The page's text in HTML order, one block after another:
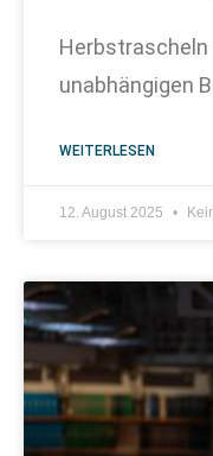
unabhängigen
WEITERLESEN
12. August 2025